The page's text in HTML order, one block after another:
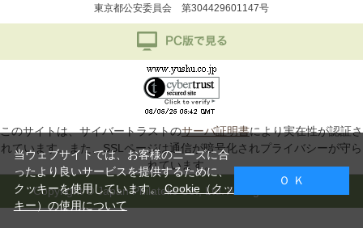
東京都公安委員会 第304429601147号
このサイトは、サイバートラストのサーバ証明書により実在性が認証さ
れています。また、SSLページは通信が暗号化されプライバシーが守ら
れています。
Copyright © Japan Philatelic Co., Ltd. All Rights Reserved.
当ウェブサイトでは、お客様のニーズに合
ったより良いサービスを提供するために、
クッキーを使用しています。Cookie（クッ
キー）の使用について
Ｏ Ｋ